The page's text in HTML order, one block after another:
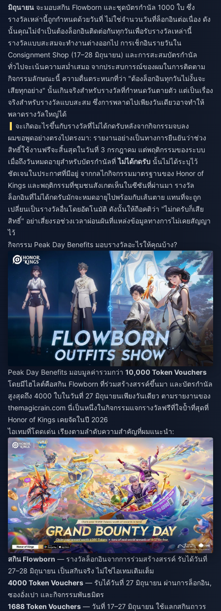
มิถุนายน จะมอบสกิน Flowborn และชุดบัตรกำนัล 1000 ใบ ซึ่ง
รางวัลเหล่านี้ถูกกำหนดด้วยวันที่ ไม่ใช่จำนวนวันที่ล็อกอินต่อเนื่อง ดัง
นั้นคุณไม่จำเป็นต้องล็อกอินติดต่อกันทุกวันเพื่อรับรางวัลเหล่านี้
รางวัลแบบสะสมจะทำงานต่างออกไป การเช็กอินรายวันใน
Consignment Shop (17–28 มิถุนายน) และการสะสมบัตรกำนัล
ทั่วไปจะเน้นความสม่ำเสมอ จากประสบการณ์ของผมในการติดตาม
กิจกรรมลักษณะนี้ ความตื่นตระหนกที่ว่า "ต้องล็อกอินทุกวันไม่งั้นจะ
เสียทุกอย่าง" นั้นเกินจริงสำหรับรางวัลที่กำหนดวันตายตัว แต่เป็นเรื่อง
จริงสำหรับรางวัลแบบสะสม ซึ่งการพลาดไปเพียงวันเดียวอาจทำให้
พลาดรางวัลใหญ่ได้
จะเกิดอะไรขึ้นกับรางวัลที่ไม่ได้กดรับหลังจากกิจกรรมจบลง
ผมขอพูดอย่างตรงไปตรงมา: รายงานอย่างเป็นทางการยืนยันว่าช่วง
สิทธิ์ใช้งานฟรีจะสิ้นสุดในวันที่ 3 กรกฎาคม แต่พฤติกรรมของระบบ
เมื่อถึงวันหมดอายุสำหรับบัตรกำนัลที่ไม่ได้กดรับ นั้นไม่ได้ระบุไว้
ชัดเจนในประกาศที่มีอยู่ จากกลไกกิจกรรมมาตรฐานของ Honor of
Kings และพฤติกรรมที่ชุมชนสังเกตเห็นในซีซันที่ผ่านมา รางวัล
ล็อกอินที่ไม่ได้กดรับมักจะหมดอายุไปพร้อมกับเส้นตาย แทนที่จะถูก
เปลี่ยนเป็นรางวัลอื่นโดยอัตโนมัติ ดังนั้นให้ถือคติว่า "ไม่กดรับก็เสีย
สิทธิ์" อย่าเสี่ยงรอช่วงเวลาผ่อนผันที่แหล่งข้อมูลทางการไม่เคยสัญญา
ไว้
กิจกรรม Peak Day Benefits มอบรางวัลอะไรให้คุณบ้าง?
Peak Day Benefits มอบมูลค่ารวมกว่า 10,000 Token Vouchers
โดยมีไฮไลต์คือสกิน Flowborn ที่ร่วมสร้างสรรค์ขึ้นมา และบัตรกำนัล
สูงสุดถึง 4000 ใบในวันที่ 27 มิถุนายนเพียงวันเดียว ตามรายงานของ
themagicrain.com นี่เป็นหนึ่งในกิจกรรมแจกรางวัลฟรีที่ใจป้ำที่สุดที่
Honor of Kings เคยจัดในปี 2026
ไอเทมที่โดดเด่น เรียงตามลำดับความสำคัญที่ผมแนะนำ:
สกิน Flowborn — รางวัลล็อกอินจากการร่วมสร้างสรรค์ รับได้วันที่
27–28 มิถุนายน เป็นสกินจริง ไม่ใช่ไอเทมเติมเต็ม
4000 Token Vouchers — รับได้วันที่ 27 มิถุนายน ผ่านการล็อกอิน,
ซองอั่งเปา และกิจกรรมพันธมิตร
1688 Token Vouchers — วันที่ 17–27 มิถุนายน ใช้แลกสกินถาวร